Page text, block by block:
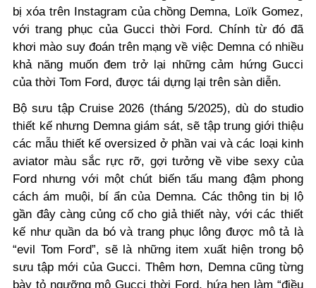
bị xóa trên Instagram của chồng Demna, Loïk Gomez,
với trang phục của Gucci thời Ford. Chính từ đó đã
khơi mào suy đoán trên mạng về việc Demna có nhiều
khả năng muốn đem trở lại những cảm hứng Gucci
của thời Tom Ford, được tái dựng lại trên sàn diễn.
Bộ sưu tập Cruise 2026 (tháng 5/2025), dù do studio
thiết kế nhưng Demna giám sát, sẽ tập trung giới thiệu
các mẫu thiết kế oversized ở phần vai và các loại kinh
aviator màu sắc rực rỡ, gợi tưởng về vibe sexy của
Ford nhưng với một chút biến tấu mang đậm phong
cách ám muội, bí ẩn của Demna. Các thông tin bị lộ
gần đây càng củng cố cho giả thiết này, với các thiết
kế như quần da bó và trang phục lông được mô tả là
“evil Tom Ford”, sẽ là những item xuất hiện trong bộ
sưu tập mới của Gucci. Thêm hơn, Demna cũng từng
bày tỏ ngưỡng mộ Gucci thời Ford, hứa hẹn làm “điều